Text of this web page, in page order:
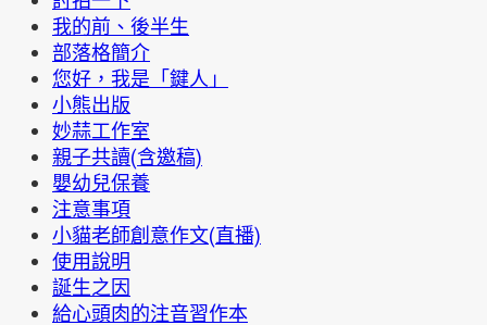
我的前、後半生
部落格簡介
您好，我是「鍵人」
小熊出版
妙蒜工作室
親子共讀(含邀稿)
嬰幼兒保養
注意事項
小貓老師創意作文(直播)
使用說明
誕生之因
給心頭肉的注音習作本